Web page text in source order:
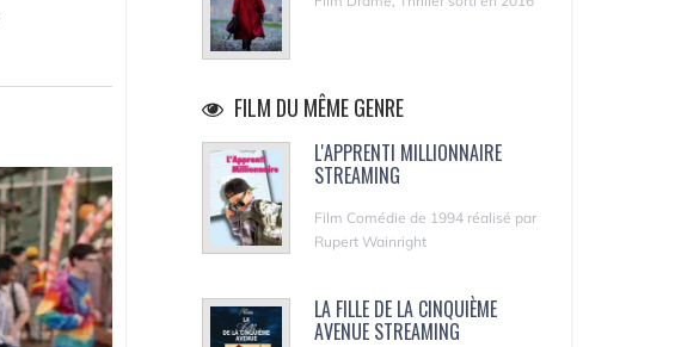
FILM DU MÊME GENRE
L'APPRENTI MILLIONNAIRE
STREAMING
Film Comédie de 1994 réalisé par
Rupert Wainright
LA FILLE DE LA CINQUIÈME
AVENUE STREAMING